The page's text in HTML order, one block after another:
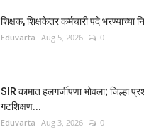
शिक्षक, शिक्षकेतर कर्मचारी पदे भरण्याच्या
Eduvarta Aug 5, 2026 0
SIR कामात हलगर्जीपणा भोवला; जिल्हा
गटशिक्षण...
Eduvarta Aug 3, 2026 0